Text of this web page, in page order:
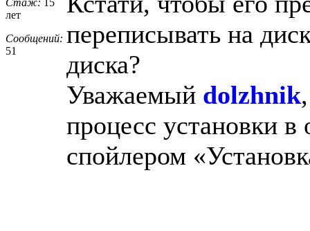
лет
Сообщений:
51
переписывать на
диска?
Уважаемый dolzhnik
процесс установки в
спойлером